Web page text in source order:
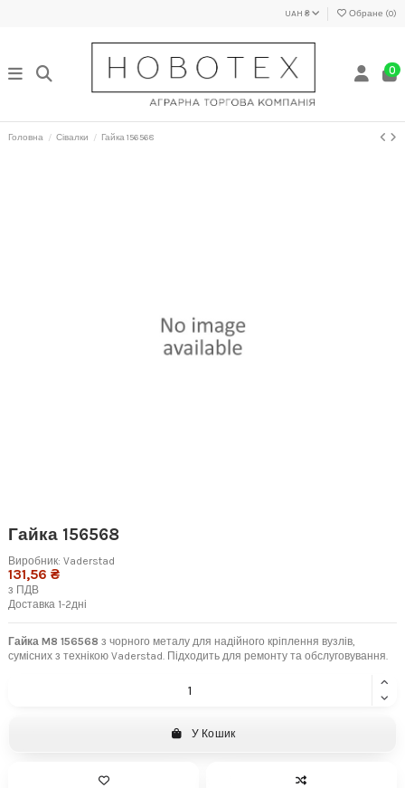
UAH ₴ Обране (0)
0
Головна Сівалки Гайка 156568
Гайка 156568
Виробник: Vaderstad
131,56 ₴
з ПДВ
Доставка 1-2дні
Гайка M8 156568 з чорного металу для надійного кріплення вузлів,
сумісних з технікою Vaderstad. Підходить для ремонту та обслуговування.
У Кошик